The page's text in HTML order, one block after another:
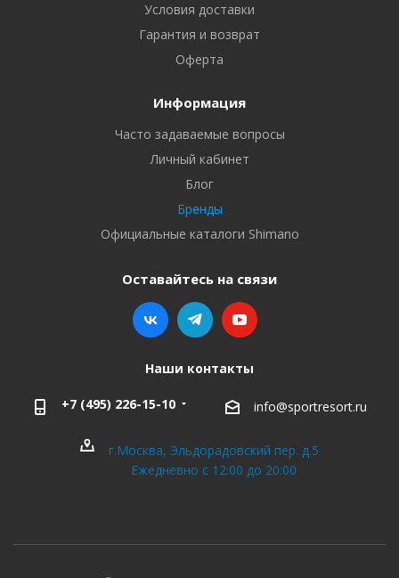
Условия доставки
Гарантия и возврат
Оферта
Информация
Часто задаваемые вопросы
Личный кабинет
Блог
Бренды
Официальные каталоги Shimano
Оставайтесь на связи
Наши контакты
+7 (495) 226-15-10 info@sportresort.ru
г.Москва, Эльдорадовский пер. д.5
Ежедневно с 12:00 до 20:00